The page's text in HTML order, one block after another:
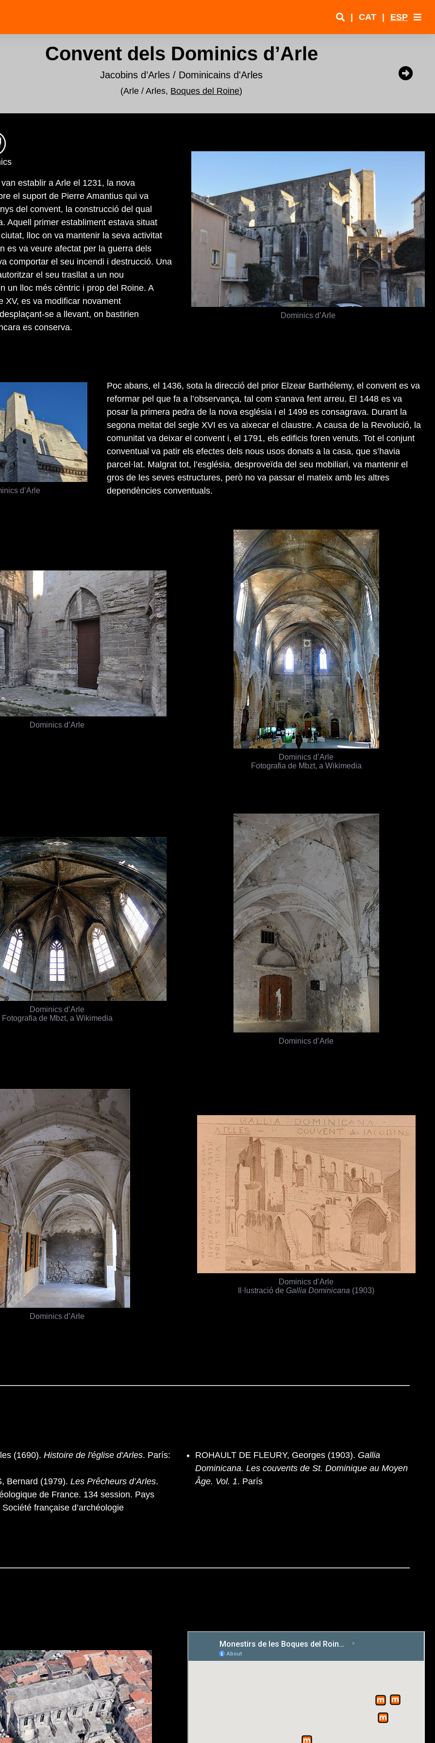
| CAT | ESP
Convent dels Dominics d’Arle
Jacobins d’Arles / Dominicains d'Arles
(Arle / Arles, Boques del Roine)
Dominics d’Arle
establir a Arle el 1231, la nova
el suport de Pierre Amantius qui va
del convent, la construcció del qual
Aquell primer establiment estava situat
lloc on va mantenir la seva activitat
es va veure afectat per la guerra dels
comportar el seu incendi i destrucció. Una
el seu trasllat a un nou
un lloc més cèntric i prop del Roine. A
XV, es va modificar novament
se a llevant, on bastirien
es conserva.
d’Arle
Poc abans, el 1436, sota la direcció del prior Elzear Barthélemy, el convent es va
reformar pel que fa a l’observança, tal com s'anava fent arreu. El 1448 es va
posar la primera pedra de la nova església i el 1499 es consagrava. Durant la
segona meitat del segle XVI es va aixecar el claustre. A causa de la Revolució, la
comunitat va deixar el convent i, el 1791, els edificis foren venuts. Tot el conjunt
conventual va patir els efectes dels nous usos donats a la casa, que s’havia
parcel·lat. Malgrat tot, l’església, desproveïda del seu mobiliari, va mantenir el
gros de les seves estructures, però no va passar el mateix amb les altres
dependències conventuals.
Dominics d’Arle
Dominics d’Arle
Fotografia de Mbzt, a Wikimedia
Dominics d’Arle
Fotografia de Mbzt, a Wikimedia
Dominics d’Arle
Dominics d’Arle
Dominics d’Arle
Il·lustració de Gallia Dominicana (1903)
(1690). Histoire de l'église d'Arles. París:
Bernard (1979). Les Prêcheurs d’Arles.
de France. 134 session. Pays
Société française d’archéologie
ROHAULT DE FLEURY, Georges (1903). Gallia
Dominicana. Les couvents de St. Dominique au Moyen
Âge. Vol. 1. París